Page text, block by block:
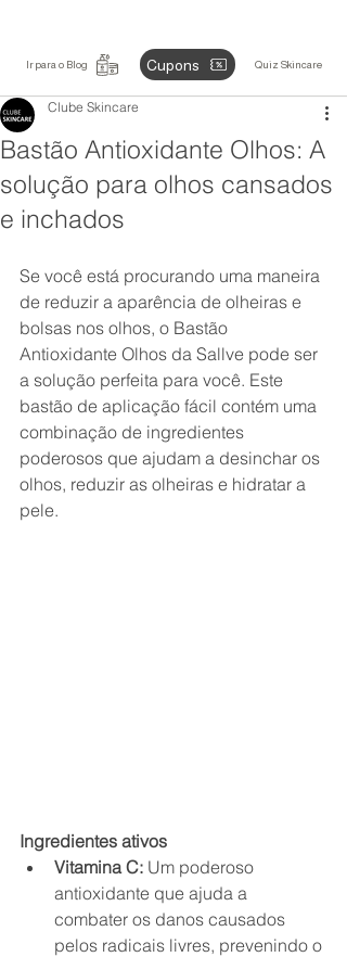
Ir para o Blog Cupons Quiz Skincare
Bastão Antioxidante Olhos: A
solução para olhos cansados
e inchados
Clube Skincare
Se você está procurando uma maneira
de reduzir a aparência de olheiras e
bolsas nos olhos, o Bastão
Antioxidante Olhos da Sallve pode ser
a solução perfeita para você. Este
bastão de aplicação fácil contém uma
combinação de ingredientes
poderosos que ajudam a desinchar os
olhos, reduzir as olheiras e hidratar a
pele.
Ingredientes ativos
Vitamina C: Um poderoso
antioxidante que ajuda a
combater os danos causados
pelos radicais livres, prevenindo o